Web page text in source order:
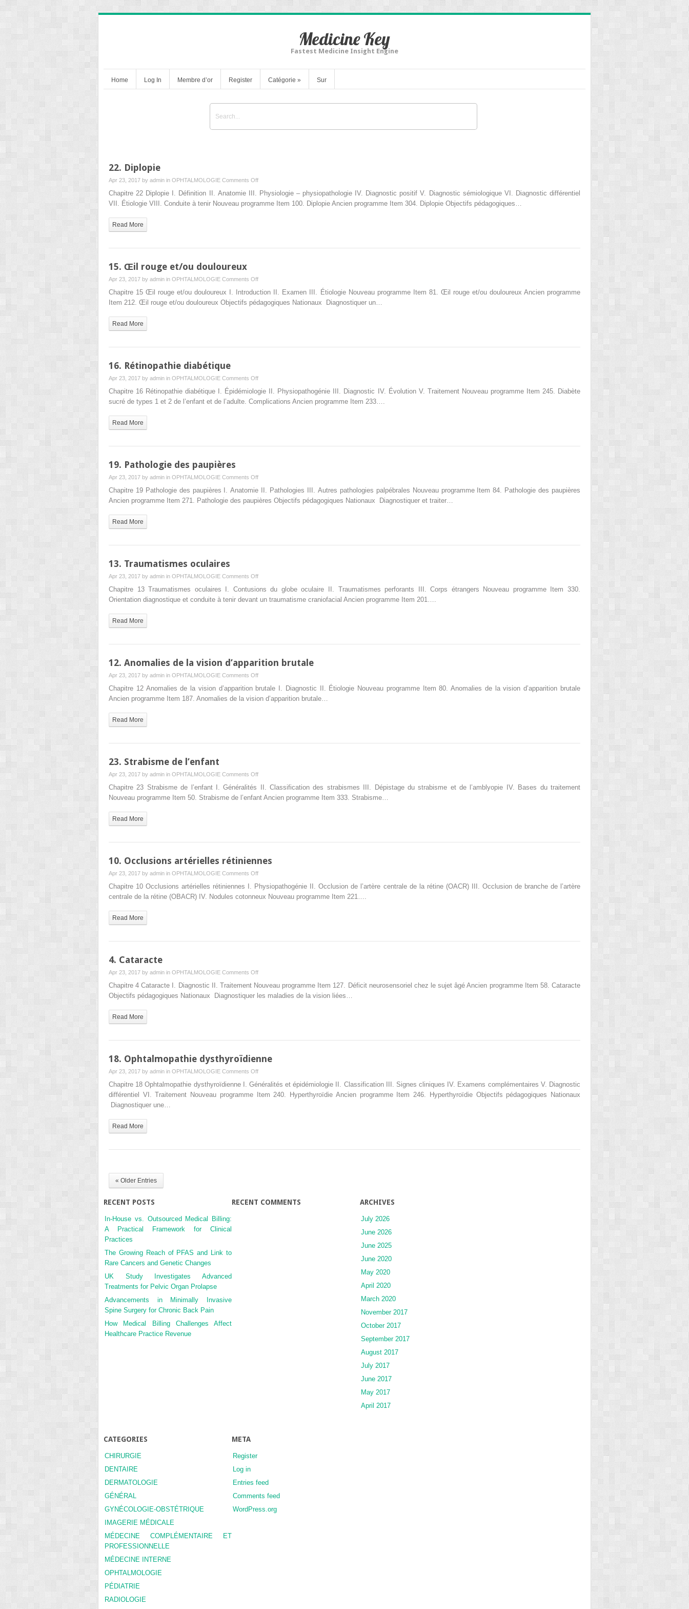
Medicine Key
Fastest Medicine Insight Engine
Home Log In Membre d’or Register Catégorie » Sur
22. Diplopie
Apr 23, 2017 by admin in OPHTALMOLOGIE Comments Offon
22.
Diplopie
Chapitre 22 Diplopie I. Définition II. Anatomie III. Physiologie – physiopathologie IV. Diagnostic positif V. Diagnostic sémiologique VI. Diagnostic différentiel
VII. Étiologie VIII. Conduite à tenir Nouveau programme Item 100. Diplopie Ancien programme Item 304. Diplopie Objectifs pédagogiques…
Read More
15. Œil rouge et/ou douloureux
Apr 23, 2017 by admin in OPHTALMOLOGIE Comments Offon
15.
Œil
Chapitre 15 Œil rouge et/ou douloureux I. Introduction II. Examen III. Étiologie Nouveau programme Item 81. Œil rouge et/ou douloureux Ancien programme
Item 212. Œil rouge et/ou douloureux Objectifs pédagogiques Nationaux Diagnostiquer un…
Read More
16. Rétinopathie diabétique
Apr 23, 2017 by admin in OPHTALMOLOGIE Comments Offon
16.
Rétinopathie
Chapitre 16 Rétinopathie diabétique I. Épidémiologie II. Physiopathogénie III. Diagnostic IV. Évolution V. Traitement Nouveau programme Item 245. Diabète
sucré de types 1 et 2 de l’enfant et de l’adulte. Complications Ancien programme Item 233….
Read More
19. Pathologie des paupières
Apr 23, 2017 by admin in OPHTALMOLOGIE Comments Offon
19.
Pathologie
Chapitre 19 Pathologie des paupières I. Anatomie II. Pathologies III. Autres pathologies palpébrales Nouveau programme Item 84. Pathologie des paupières
Ancien programme Item 271. Pathologie des paupières Objectifs pédagogiques Nationaux Diagnostiquer et traiter…
Read More
13. Traumatismes oculaires
Apr 23, 2017 by admin in OPHTALMOLOGIE Comments Offon
Traumatismes
Chapitre 13 Traumatismes oculaires I. Contusions du globe oculaire II. Traumatismes perforants III. Corps étrangers Nouveau programme Item 330.
Orientation diagnostique et conduite à tenir devant un traumatisme craniofacial Ancien programme Item 201….
Read More
12. Anomalies de la vision d’apparition brutale
Apr 23, 2017 by admin in OPHTALMOLOGIE Comments Offon
12.
Anomalies
Chapitre 12 Anomalies de la vision d’apparition brutale I. Diagnostic II. Étiologie Nouveau programme Item 80. Anomalies de la vision d’apparition brutale
Ancien programme Item 187. Anomalies de la vision d’apparition brutale…
Read More
23. Strabisme de l’enfant
Apr 23, 2017 by admin in OPHTALMOLOGIE Comments Offon
23.
Strabisme
Chapitre 23 Strabisme de l’enfant I. Généralités II. Classification des strabismes III. Dépistage du strabisme et de l’amblyopie IV. Bases du traitement
Nouveau programme Item 50. Strabisme de l’enfant Ancien programme Item 333. Strabisme…
Read More
10. Occlusions artérielles rétiniennes
Apr 23, 2017 by admin in OPHTALMOLOGIE Comments Offon
10.
Occlusions
Chapitre 10 Occlusions artérielles rétiniennes I. Physiopathogénie II. Occlusion de l’artère centrale de la rétine (OACR) III. Occlusion de branche de l’artère
centrale de la rétine (OBACR) IV. Nodules cotonneux Nouveau programme Item 221….
Read More
4. Cataracte
Apr 23, 2017 by admin in OPHTALMOLOGIE Comments Offon
4.
Cataracte
Chapitre 4 Cataracte I. Diagnostic II. Traitement Nouveau programme Item 127. Déficit neurosensoriel chez le sujet âgé Ancien programme Item 58. Cataracte
Objectifs pédagogiques Nationaux Diagnostiquer les maladies de la vision liées…
Read More
18. Ophtalmopathie dysthyroïdienne
Apr 23, 2017 by admin in OPHTALMOLOGIE Comments Offon
18.
Ophtalmopathie
Chapitre 18 Ophtalmopathie dysthyroïdienne I. Généralités et épidémiologie II. Classification III. Signes cliniques IV. Examens complémentaires V. Diagnostic
différentiel VI. Traitement Nouveau programme Item 240. Hyperthyroïdie Ancien programme Item 246. Hyperthyroïdie Objectifs pédagogiques Nationaux
Diagnostiquer une…
Read More
« Older Entries
RECENT POSTS
In-House vs. Outsourced Medical Billing:
A Practical Framework for Clinical
Practices
The Growing Reach of PFAS and Link to
Rare Cancers and Genetic Changes
UK Study Investigates Advanced
Treatments for Pelvic Organ Prolapse
Advancements in Minimally Invasive
Spine Surgery for Chronic Back Pain
How Medical Billing Challenges Affect
Healthcare Practice Revenue
RECENT COMMENTS ARCHIVES
July 2026
June 2026
June 2025
June 2020
May 2020
April 2020
March 2020
November 2017
October 2017
September 2017
August 2017
July 2017
June 2017
May 2017
April 2017
CATEGORIES
CHIRURGIE
DENTAIRE
DERMATOLOGIE
GÉNÉRAL
GYNÉCOLOGIE-OBSTÉTRIQUE
IMAGERIE MÉDICALE
MÉDECINE COMPLÉMENTAIRE ET
PROFESSIONNELLE
MÉDECINE INTERNE
OPHTALMOLOGIE
PÉDIATRIE
RADIOLOGIE
META
Register
Log in
Entries feed
Comments feed
WordPress.org